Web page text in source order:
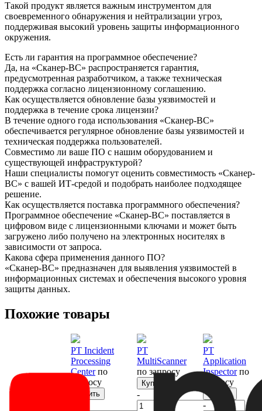
Такой продукт является важным инструментом для
своевременного обнаружения и нейтрализации угроз,
поддерживая высокий уровень защиты информационного
окружения.
Есть ли гарантия на программное обеспечение?
Да, на «Сканер-ВС» распространяется гарантия,
предусмотренная разработчиком, а также техническая
поддержка согласно лицензионному соглашению.
Как осуществляется обновление базы уязвимостей и
поддержка в течение срока лицензии?
В течение одного года использования «Сканер-ВС»
обеспечивается регулярное обновление базы уязвимостей и
техническая поддержка пользователей.
Совместимо ли ваше ПО с нашим оборудованием и
существующей инфраструктурой?
Наши специалисты помогут оценить совместимость «Сканер-
ВС» с вашей ИТ-средой и подобрать наиболее подходящее
решение.
Как осуществляется поставка программного обеспечения?
Программное обеспечение «Сканер-ВС» поставляется в
цифровом виде с лицензионными ключами и может быть
загружено либо получено на электронных носителях в
зависимости от запроса.
Какова сфера применения данного ПО?
«Сканер-ВС» предназначен для выявления уязвимостей в
информационных системах и обеспечения высокого уровня
защиты данных.
Похожие товары
PT Incident
Processing
Center по
запросу
Купить
PT
MultiScanner
по запросу
Купить
-
PT
Application
Inspector по
запросу
Купить
-